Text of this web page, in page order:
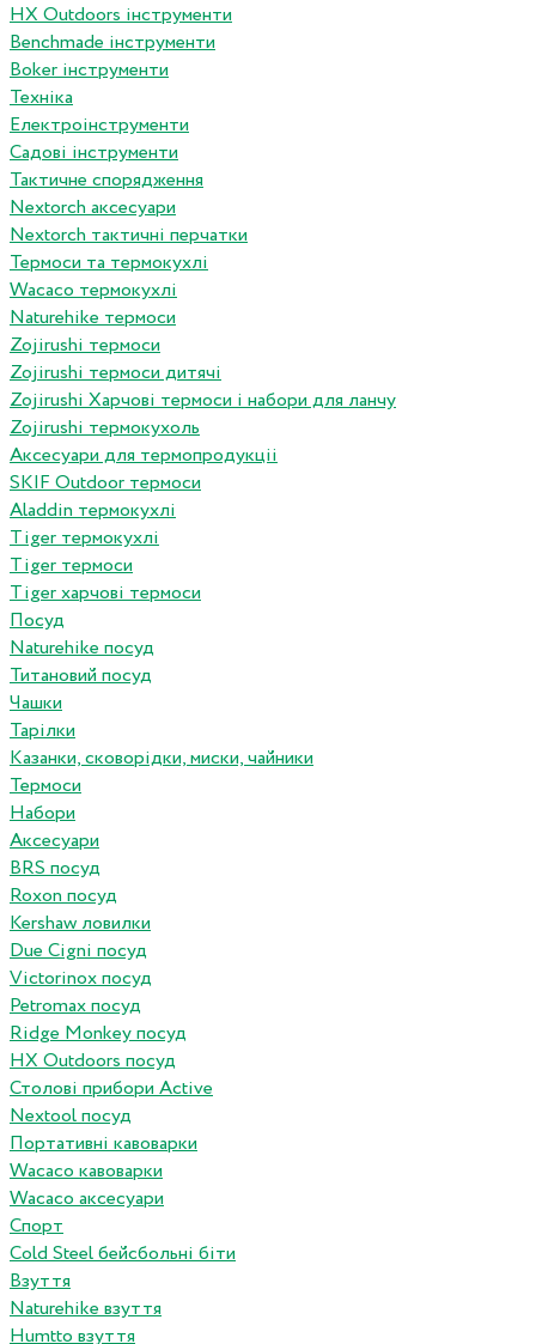
HX Outdoors інструменти
Benchmade інструменти
Boker інструменти
Техніка
Електроінструменти
Садові інструменти
Тактичне спорядження
Nextorch аксесуари
Nextorch тактичні перчатки
Термоси та термокухлі
Wacaco термокухлі
Naturehike термоси
Zojirushi термоси
Zojirushi термоси дитячі
Zojirushi Харчові термоси і набори для ланчу
Zojirushi термокухоль
Аксесуари для термопродукціі
SKIF Outdoor термоси
Aladdin термокухлі
Tiger термокухлі
Tiger термоси
Tiger харчові термоси
Посуд
Naturehike посуд
Титановий посуд
Чашки
Тарілки
Казанки, сковорідки, миски, чайники
Термоси
Набори
Аксесуари
BRS посуд
Roxon посуд
Kershaw ловилки
Due Cigni посуд
Victorinox посуд
Petromax посуд
Ridge Monkey посуд
HX Outdoors посуд
Столові прибори Active
Nextool посуд
Портативні кавоварки
Wacaco кавоварки
Wacaco аксесуари
Спорт
Cold Steel бейсбольні біти
Взуття
Naturehike взуття
Humtto взуття